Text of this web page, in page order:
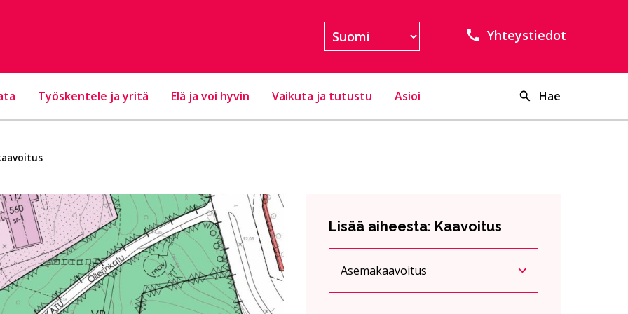
Yhteystiedot
Työskentele ja yritä Elä ja voi hyvin Vaikuta ja tutustu Asioi Hae
Lisää aiheesta: Kaavoitus
Nykyinen sivu
Asemakaavoitus
Klikkaa käyttääksesi valikkoa